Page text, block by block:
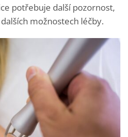
potřebuje další pozornost,
možnostech léčby.